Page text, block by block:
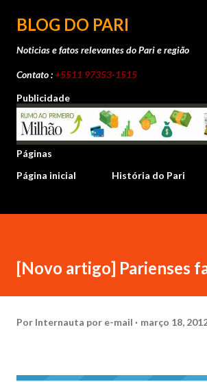
Pular para o conteúdo
BLOG DO PARI
Noticias e fatos relevantes do Pari e região
Contato :+5511 97353-1515
Publicidade
Páginas
Página inicial
História do Pari
[Novo artigo] Parienses
Por Internauta por e-mail março 18,